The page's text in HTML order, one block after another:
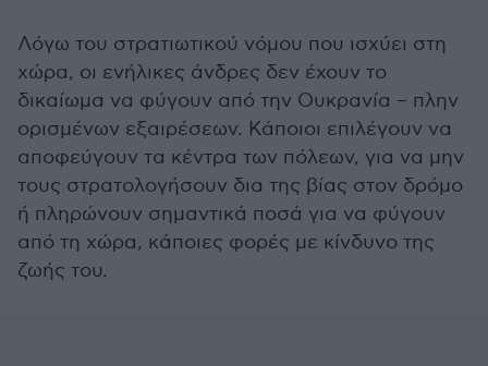
Λόγω του στρατιωτικού νόμου που ισχύει στη
χώρα, οι ενήλικες άνδρες δεν έχουν το
δικαίωμα να φύγουν από την Ουκρανία – πλην
ορισμένων εξαιρέσεων. Κάποιοι επιλέγουν να
αποφεύγουν τα κέντρα των πόλεων, για να μην
τους στρατολογήσουν δια της βίας στον δρόμο
ή πληρώνουν σημαντικά ποσά για να φύγουν
από τη χώρα, κάποιες φορές με κίνδυνο της
ζωής του.